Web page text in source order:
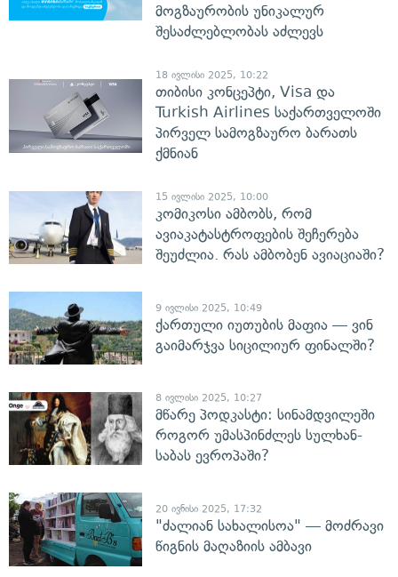
მოგზაურობის უნიკალურ
შესაძლებლობას აძლევს
18 ივლისი 2025, 10:22
თიბისი კონცეპტი, Visa და
Turkish Airlines საქართველოში
პირველ სამოგზაურო ბარათს
ქმნიან
15 ივლისი 2025, 10:00
კომიკოსი ამბობს, რომ
ავიაკატასტროფების შეჩერება
შეუძლია. რას ამბობენ ავიაციაში?
9 ივლისი 2025, 10:49
ქართული იუთუბის მაფია — ვინ
გაიმარჯვა სიცილიურ ფინალში?
8 ივლისი 2025, 10:27
მწარე პოდკასტი: სინამდვილეში
როგორ უმასპინძლეს სულხან-
საბას ევროპაში?
20 ივნისი 2025, 17:32
"ძალიან სახალისოა" — მოძრავი
წიგნის მაღაზიის ამბავი